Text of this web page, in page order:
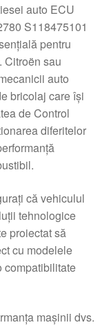
auto ECU
S118475101
pentru
Citroën sau
auto
bricolaj care își
de Control
diferitelor
că vehiculul
tehnologice
proiectat să
cu modelele
compatibilitate
mașinii dvs.